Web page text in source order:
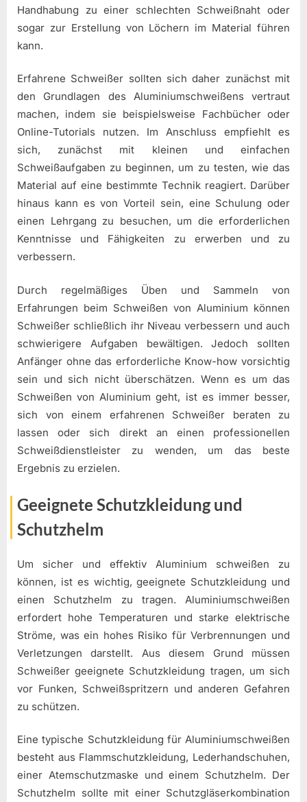
Handhabung zu einer schlechten Schweißnaht oder
sogar zur Erstellung von Löchern im Material führen
kann.
Erfahrene Schweißer sollten sich daher zunächst mit
den Grundlagen des Aluminiumschweißens vertraut
machen, indem sie beispielsweise Fachbücher oder
Online-Tutorials nutzen. Im Anschluss empfiehlt es
sich, zunächst mit kleinen und einfachen
Schweißaufgaben zu beginnen, um zu testen, wie das
Material auf eine bestimmte Technik reagiert. Darüber
hinaus kann es von Vorteil sein, eine Schulung oder
einen Lehrgang zu besuchen, um die erforderlichen
Kenntnisse und Fähigkeiten zu erwerben und zu
verbessern.
Durch regelmäßiges Üben und Sammeln von
Erfahrungen beim Schweißen von Aluminium können
Schweißer schließlich ihr Niveau verbessern und auch
schwierigere Aufgaben bewältigen. Jedoch sollten
Anfänger ohne das erforderliche Know-how vorsichtig
sein und sich nicht überschätzen. Wenn es um das
Schweißen von Aluminium geht, ist es immer besser,
sich von einem erfahrenen Schweißer beraten zu
lassen oder sich direkt an einen professionellen
Schweißdienstleister zu wenden, um das beste
Ergebnis zu erzielen.
Geeignete Schutzkleidung und
Schutzhelm
Um sicher und effektiv Aluminium schweißen zu
können, ist es wichtig, geeignete Schutzkleidung und
einen Schutzhelm zu tragen. Aluminiumschweißen
erfordert hohe Temperaturen und starke elektrische
Ströme, was ein hohes Risiko für Verbrennungen und
Verletzungen darstellt. Aus diesem Grund müssen
Schweißer geeignete Schutzkleidung tragen, um sich
vor Funken, Schweißspritzern und anderen Gefahren
zu schützen.
Eine typische Schutzkleidung für Aluminiumschweißen
besteht aus Flammschutzkleidung, Lederhandschuhen,
einer Atemschutzmaske und einem Schutzhelm. Der
Schutzhelm sollte mit einer Schutzgläserkombination